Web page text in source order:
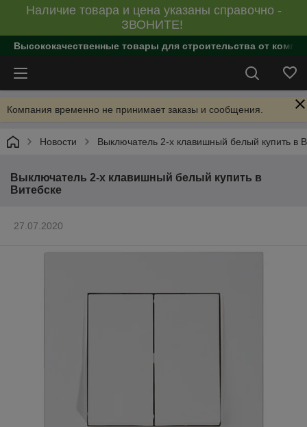
Наличие товара и цена указаны справочно -
ЗВОНИТЕ!
Высококачественные товары для строительства от
Компания временно не принимает заказы и сообщения.
Новости Выключатель 2-х клавишный белый купить в
Выключатель 2-х клавишный белый купить в
Витебске
27.07.2020